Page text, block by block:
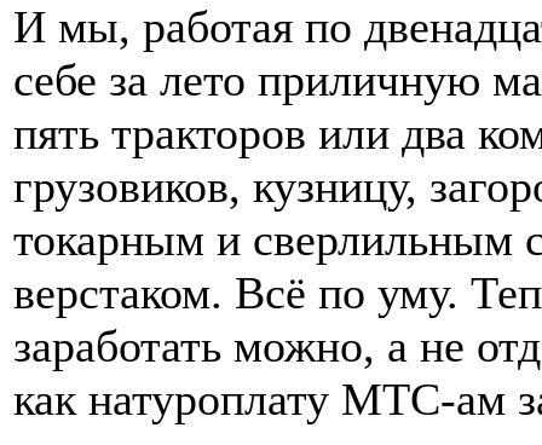
И мы, работая по
себе за лето приличную
пять тракторов или два
грузовиков, кузницу,
токарным и сверлильным
верстаком. Всё по уму.
заработать можно, а не
как натуроплату МТС-ам